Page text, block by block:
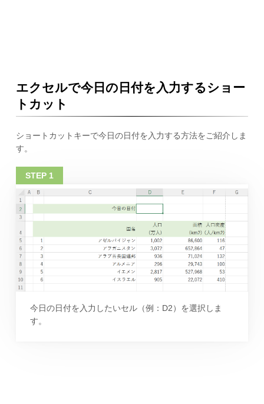
エクセルで今日の日付を入力するショー
トカット
ショートカットキーで今日の日付を入力する方法をご紹介しま
す。
今日の日付を入力したいセル（例：D2）を選択しま
す。